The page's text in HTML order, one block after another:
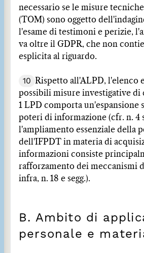
necessario se le misure
(TOM) sono oggetto
l'esame di testimoni e perizie,
va oltre il GDPR, che non
esplicita al riguardo.
10
Rispetto all'ALPD, l'elenco
possibili misure investigative di
1 LPD comporta un'espansione
poteri di informazione (cfr. n. 4
l'ampliamento essenziale della
dell'IFPDT in materia di
informazioni consiste
rafforzamento dei meccanismi
infra, n. 18 e segg.).
B. Ambito di
personale e